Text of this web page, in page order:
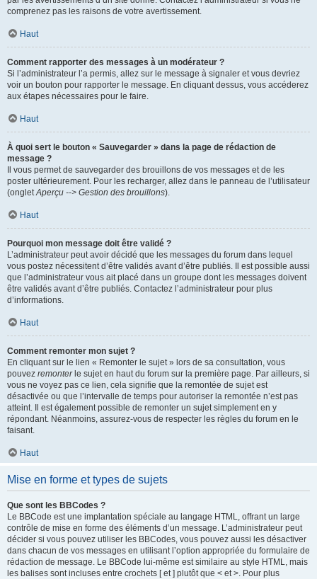
comprenez pas les raisons de votre avertissement.
Haut
Comment rapporter des messages à un modérateur ?
Si l’administrateur l’a permis, allez sur le message à signaler et vous devriez
voir un bouton pour rapporter le message. En cliquant dessus, vous accéderez
aux étapes nécessaires pour le faire.
Haut
À quoi sert le bouton « Sauvegarder » dans la page de rédaction de
message ?
Il vous permet de sauvegarder des brouillons de vos messages et de les
poster ultérieurement. Pour les recharger, allez dans le panneau de l’utilisateur
(ongletAperçu --> Gestion des brouillons).
Haut
Pourquoi mon message doit être validé ?
L’administrateur peut avoir décidé que les messages du forum dans lequel
vous postez nécessitent d’être validés avant d’être publiés. Il est possible aussi
que l’administrateur vous ait placé dans un groupe dont les messages doivent
être validés avant d’être publiés. Contactez l’administrateur pour plus
d’informations.
Haut
Comment remonter mon sujet ?
En cliquant sur le lien « Remonter le sujet » lors de sa consultation, vous
pouvez remonterle sujet en haut du forum sur la première page. Par ailleurs, si
vous ne voyez pas ce lien, cela signifie que la remontée de sujet est
désactivée ou que l’intervalle de temps pour autoriser la remontée n’est pas
atteint. Il est également possible de remonter un sujet simplement en y
répondant. Néanmoins, assurez-vous de respecter les règles du forum en le
faisant.
Haut
Mise en forme et types de sujets
Que sont les BBCodes ?
Le BBCode est une implantation spéciale au langage HTML, offrant un large
contrôle de mise en forme des éléments d’un message. L’administrateur peut
décider si vous pouvez utiliser les BBCodes, vous pouvez aussi les désactiver
dans chacun de vos messages en utilisant l’option appropriée du formulaire de
rédaction de message. Le BBCode lui-même est similaire au style HTML, mais
les balises sont incluses entre crochets [ et ] plutôt que < et >. Pour plus